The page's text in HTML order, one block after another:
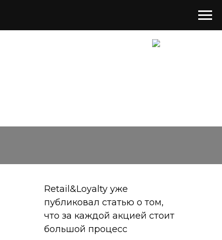
Retail&Loyalty уже
публиковал статью о том,
что за каждой акцией стоит
большой процесс